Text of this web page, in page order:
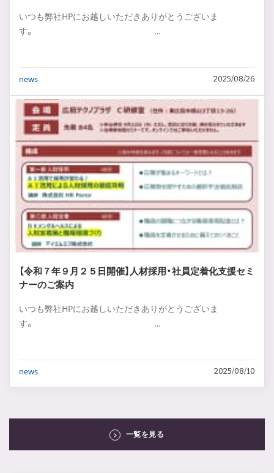
いつも弊社HPにお越しいただきありがとうございま
す。 …
news 2025/08/26
【令和７年９月２５日開催】人材採用・社員定着化支援セミ
ナーのご案内
いつも弊社HPにお越しいただきありがとうございま
す。 …
news 2025/08/10
一覧を見る